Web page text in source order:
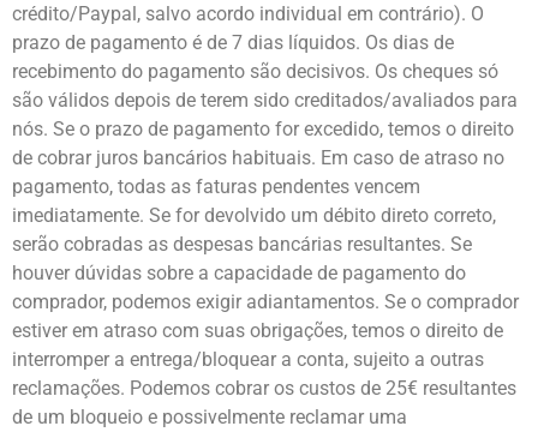
crédito/Paypal, salvo acordo individual em contrário). O
prazo de pagamento é de 7 dias líquidos. Os dias de
recebimento do pagamento são decisivos. Os cheques só
são válidos depois de terem sido creditados/avaliados para
nós. Se o prazo de pagamento for excedido, temos o direito
de cobrar juros bancários habituais. Em caso de atraso no
pagamento, todas as faturas pendentes vencem
imediatamente. Se for devolvido um débito direto correto,
serão cobradas as despesas bancárias resultantes. Se
houver dúvidas sobre a capacidade de pagamento do
comprador, podemos exigir adiantamentos. Se o comprador
estiver em atraso com suas obrigações, temos o direito de
interromper a entrega/bloquear a conta, sujeito a outras
reclamações. Podemos cobrar os custos de 25€ resultantes
de um bloqueio e possivelmente reclamar uma